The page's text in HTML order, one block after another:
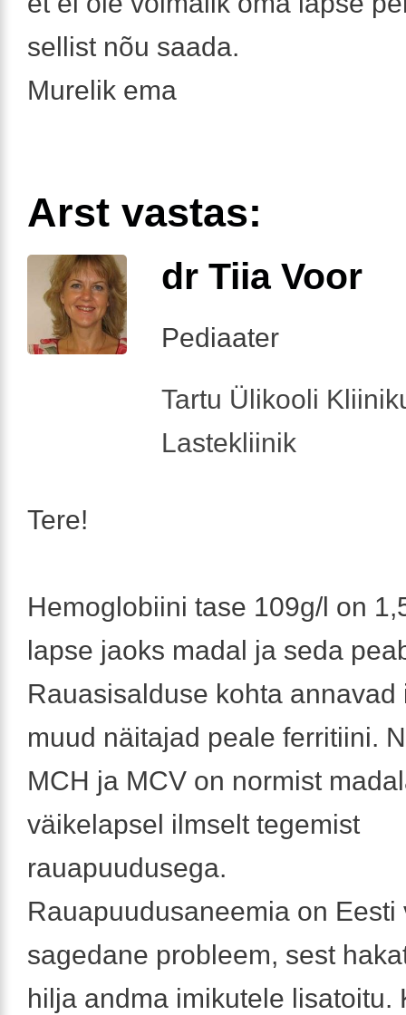
sellist nõu saada.
Murelik ema
Arst vastas:
dr Tiia Voor
Pediaater
Tartu Ülikooli
Lastekliinik
Tere!
Hemoglobiini tase 109g/l on
lapse jaoks madal ja seda
Rauasisalduse kohta annavad
muud näitajad peale ferritiini.
MCH ja MCV on normist
väikelapsel ilmselt tegemist
rauapuudusega.
Rauapuudusaneemia on Eesti
sagedane probleem, sest
hilja andma imikutele lisatoitu.